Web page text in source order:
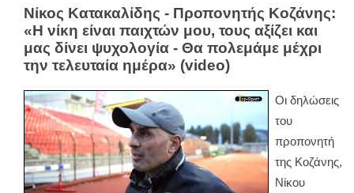
Νίκος Κατακαλίδης - Προπονητής Κοζάνης:
«Η νίκη είναι παιχτών μου, τους αξίζει και
μας δίνει ψυχολογία - Θα πολεμάμε μέχρι
την τελευταία ημέρα» (video)
Οι δηλώσεις
του
προπονητή
της Κοζάνης,
Νίκου